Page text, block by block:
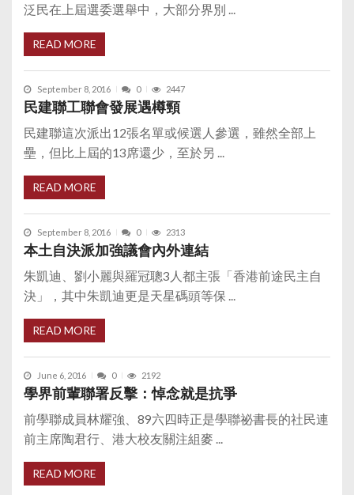
泛民在上屆選委選舉中，大部分界別 ...
READ MORE
September 8, 2016 0 2447
民建聯工聯會發展遇樽頸
民建聯這次派出12張名單或候選人參選，雖然全部上
壘，但比上屆的13席還少，至於另 ...
READ MORE
September 8, 2016 0 2313
本土自決派加強議會內外連結
朱凱迪、劉小麗與羅冠聰3人都主張「香港前途民主自
決」，其中朱凱迪更是天星碼頭等保 ...
READ MORE
June 6, 2016 0 2192
學界前輩聯署反擊：悼念就是抗爭
前學聯成員林耀強、89六四時正是學聯祕書長的社民連
前主席陶君行、港大校友關注組麥 ...
READ MORE